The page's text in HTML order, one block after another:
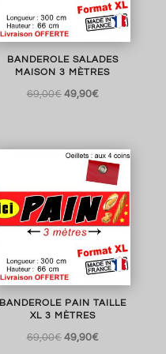
BANDEROLE SALADES
MAISON 3 MÈTRES
69,00€ Le
était :
69,00€.
49,90€Le
est :
49,90€.
BANDEROLE PAIN TAILLE
XL 3 MÈTRES
69,00€ Le
49,90€Le